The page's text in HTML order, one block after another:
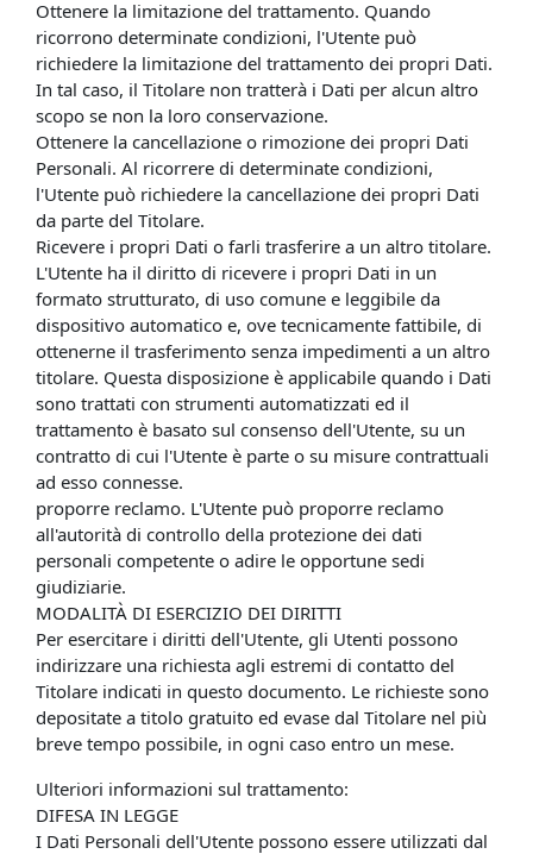
Ottenere la limitazione del trattamento. Quando
ricorrono determinate condizioni, l'Utente può
richiedere la limitazione del trattamento dei propri Dati.
In tal caso, il Titolare non tratterà i Dati per alcun altro
scopo se non la loro conservazione.
Ottenere la cancellazione o rimozione dei propri Dati
Personali. Al ricorrere di determinate condizioni,
l'Utente può richiedere la cancellazione dei propri Dati
da parte del Titolare.
Ricevere i propri Dati o farli trasferire a un altro titolare.
L'Utente ha il diritto di ricevere i propri Dati in un
formato strutturato, di uso comune e leggibile da
dispositivo automatico e, ove tecnicamente fattibile, di
ottenerne il trasferimento senza impedimenti a un altro
titolare. Questa disposizione è applicabile quando i Dati
sono trattati con strumenti automatizzati ed il
trattamento è basato sul consenso dell'Utente, su un
contratto di cui l'Utente è parte o su misure contrattuali
ad esso connesse.
proporre reclamo. L'Utente può proporre reclamo
all'autorità di controllo della protezione dei dati
personali competente o adire le opportune sedi
giudiziarie.
MODALITÀ DI ESERCIZIO DEI DIRITTI
Per esercitare i diritti dell'Utente, gli Utenti possono
indirizzare una richiesta agli estremi di contatto del
Titolare indicati in questo documento. Le richieste sono
depositate a titolo gratuito ed evase dal Titolare nel più
breve tempo possibile, in ogni caso entro un mese.
Ulteriori informazioni sul trattamento:
DIFESA IN LEGGE
I Dati Personali dell'Utente possono essere utilizzati dal